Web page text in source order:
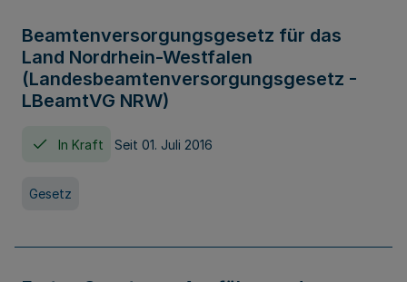
Beamtenversorgungsgesetz für das
Land Nordrhein-Westfalen
(Landesbeamtenversorgungsgesetz -
LBeamtVG NRW)
In Kraft Seit 01. Juli 2016
Gesetz